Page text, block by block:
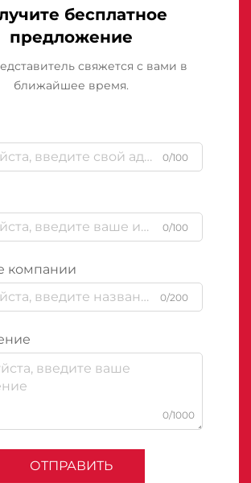
бесплатное
предложение
свяжется с вами в
ближайшее время.
0/100
0/100
компании
0/200
0/1000
ОТПРАВИТЬ